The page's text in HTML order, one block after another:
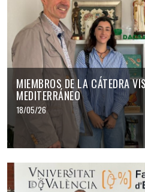
MIEMBROS DE LA CÁTEDRA
MEDITERRÁNEO
18/05/26